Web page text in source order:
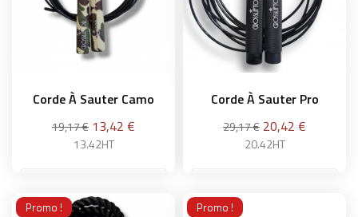
Corde À Sauter Camo
19,17 € Prix
13,42 €
13.42HT
Corde À Sauter Pro
29,17 € Prix
20,42 €
20.42HT
Promo !
Promo !